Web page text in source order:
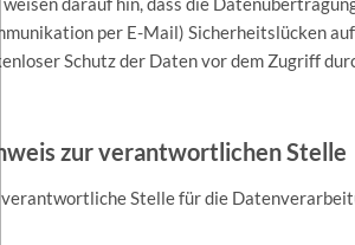
per E-Mail) Sicherheitslücken
Schutz der Daten vor dem Zugriff
zur verantwortlichen Stelle
Stelle für die